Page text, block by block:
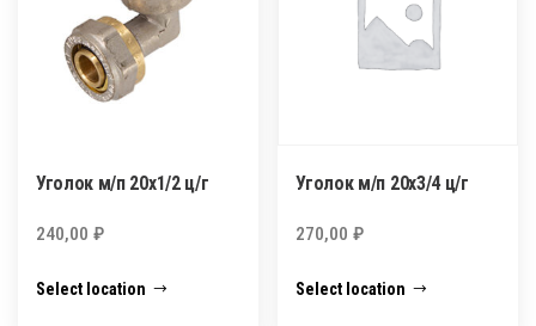
Уголок м/п 20х1/2 ц/г
240,00 ₽
Select location
Уголок м/п 20х3/4 ц/г
270,00₽
Select location